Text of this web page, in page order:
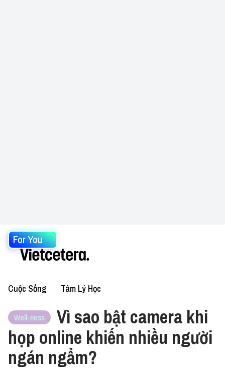
For You
Cuộc Sống Tâm Lý Học
Well-ness
Vì sao bật camera khi
họp online khiến nhiều người
ngán ngẩm?